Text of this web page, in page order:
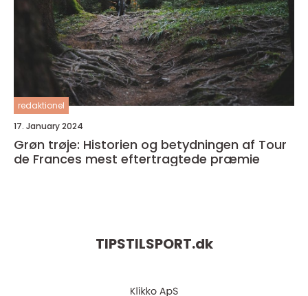
redaktionel
17. January 2024
Grøn trøje: Historien og betydningen af Tour
de Frances mest eftertragtede præmie
TIPSTILSPORT.dk